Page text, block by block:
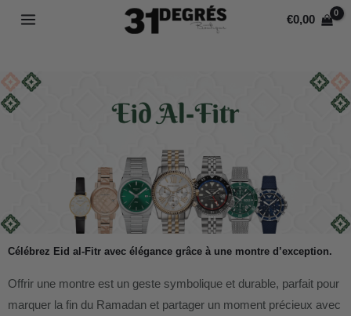
MAIN
€0,00
Célébrez Eid al-Fitr avec élégance grâce à une montre d’exception.
Offrir une montre est un geste symbolique et durable, parfait pour
marquer la fin du Ramadan et partager un moment précieux avec